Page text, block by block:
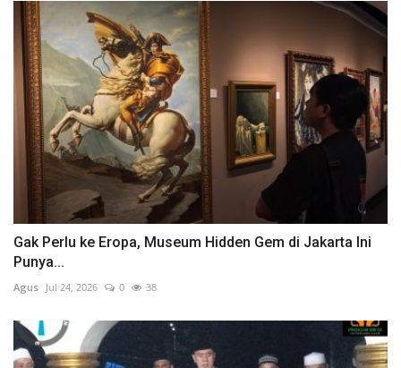
Gak Perlu ke Eropa, Museum Hidden Gem di Jakarta Ini
Punya...
Agus Jul 24, 2026 0 38